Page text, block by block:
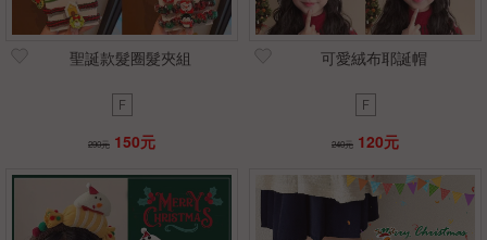
聖誕款髮圈髮夾組
F
290元 150元
可愛絨布耶誕帽
F
240元 120元